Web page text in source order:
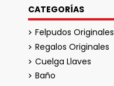
CATEGORÍAS
Felpudos Originales
Regalos Originales
Cuelga Llaves
Baño